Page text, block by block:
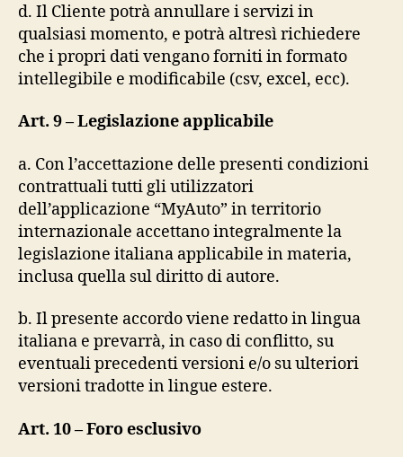
d. Il Cliente potrà annullare i servizi in
qualsiasi momento, e potrà altresì richiedere
che i propri dati vengano forniti in formato
intellegibile e modificabile (csv, excel, ecc).
Art. 9 – Legislazione applicabile
a. Con l’accettazione delle presenti condizioni
contrattuali tutti gli utilizzatori
dell’applicazione “MyAuto” in territorio
internazionale accettano integralmente la
legislazione italiana applicabile in materia,
inclusa quella sul diritto di autore.
b. Il presente accordo viene redatto in lingua
italiana e prevarrà, in caso di conflitto, su
eventuali precedenti versioni e/o su ulteriori
versioni tradotte in lingue estere.
Art. 10 – Foro esclusivo